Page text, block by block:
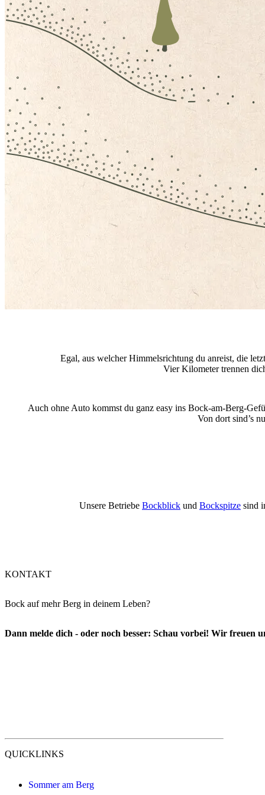
Egal, aus welcher Himmelsrichtung du anreist, die
Vier Kilometer trennen
Auch ohne Auto kommst du ganz easy ins Bock-am-Berg-
Von dort sind’s
Unsere Betriebe Bockblick und Bockspitze sind
KONTAKT
Bock auf mehr Berg in deinem Leben?
Dann melde dich - oder noch besser: Schau vorbei! Wir freuen
QUICKLINKS
Sommer am Berg